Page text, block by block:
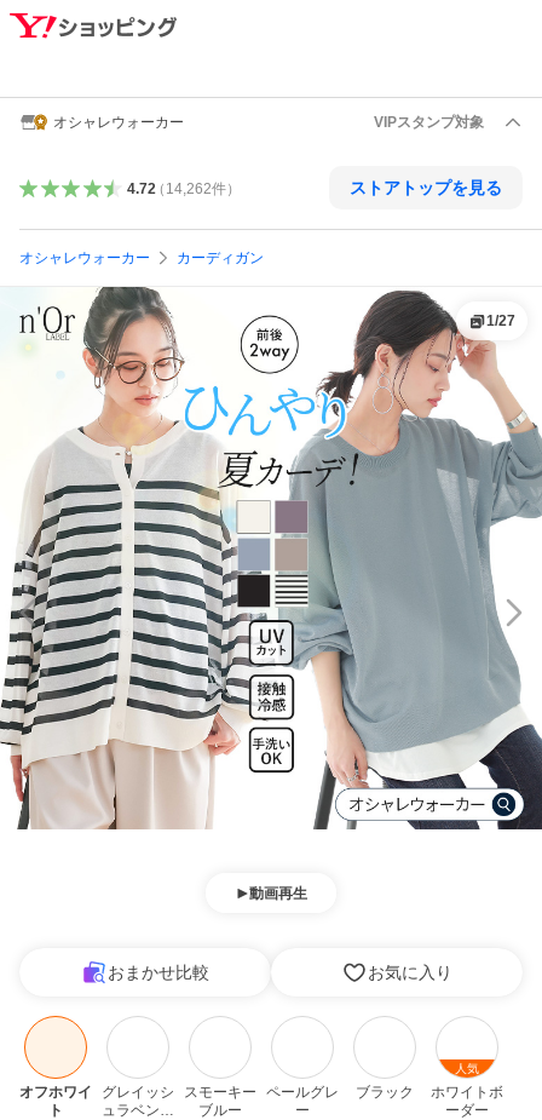
オシャレウォーカー VIPスタンプ対象
4.72（ 14,262件） ストアトップを見る
オシャレウォーカー カーディガン
動画再生
1/27
おまかせ比較 お気に入り
オフホワイ
ト
グレイッシ
ュラベンダ
スモーキー
ブルー
ペールグレ
ー
ブラック
人気
ホワイトボ
ーダー